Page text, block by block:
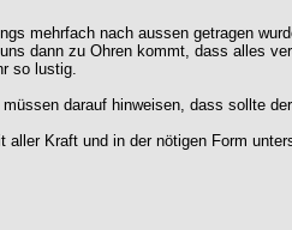
mehrfach nach aussen getragen
dann zu Ohren kommt, dass alles
so lustig.
darauf hinweisen, dass sollte
Kraft und in der nötigen Form